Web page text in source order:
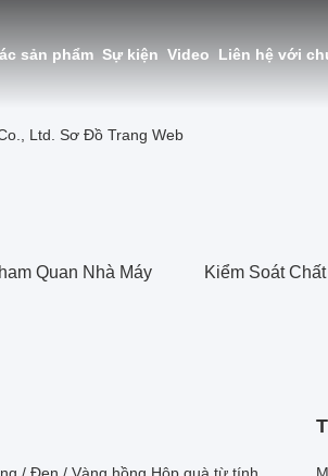
sản phẩm Sự kiện Video Liên hệ với
Ltd. Sơ Đồ Trang Web
Quan Nhà Máy Kiểm Soát